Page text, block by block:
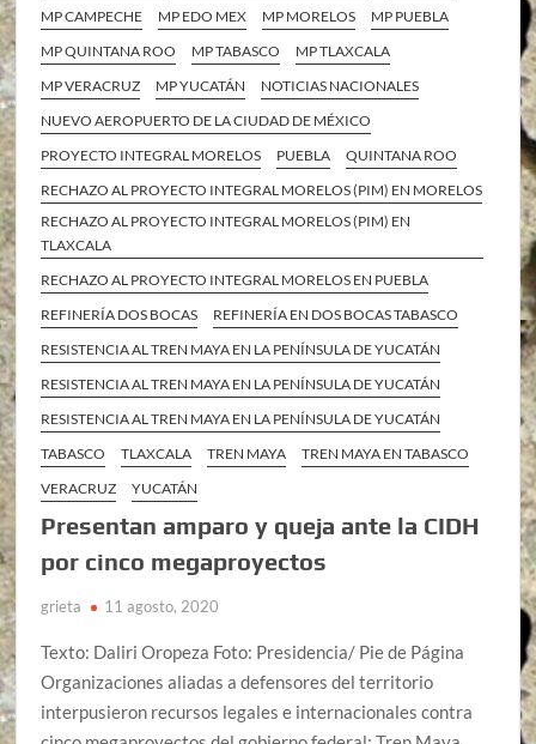
MP CAMPECHE
MP EDO MEX MP MORELOS
MP PUEBLA
MP QUINTANA ROO
MP TABASCO
MP TLAXCALA
MP VERACRUZ
MP YUCATÁN
NOTICIAS NACIONALES
NUEVO AEROPUERTO DE LA CIUDAD DE MÉXICO
PROYECTO INTEGRAL MORELOS
PUEBLA
QUINTANA ROO
RECHAZO AL PROYECTO INTEGRAL MORELOS (PIM) EN MORELOS
RECHAZO AL PROYECTO INTEGRAL MORELOS (PIM) EN
TLAXCALA
RECHAZO AL PROYECTO INTEGRAL MORELOS EN PUEBLA
REFINERÍA DOS BOCAS
REFINERÍA EN DOS BOCAS TABASCO
RESISTENCIA AL TREN MAYA EN LA PENÍNSULA DE YUCATÁN
RESISTENCIA AL TREN MAYA EN LA PENÍNSULA DE YUCATÁN
RESISTENCIA AL TREN MAYA EN LA PENÍNSULA DE YUCATÁN
TABASCO
TLAXCALA TREN MAYA
TREN MAYA EN TABASCO
VERACRUZ
YUCATÁN
Presentan amparo y queja ante la CIDH
por cinco megaproyectos
grieta 11 agosto, 2020
Texto: Daliri Oropeza Foto: Presidencia/ Pie de Página
Organizaciones aliadas a defensores del territorio
interpusieron recursos legales e internacionales contra